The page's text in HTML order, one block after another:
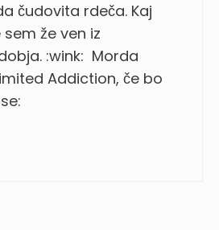
čudovita rdeča. Kaj
že ven iz
:wink: Morda
Addiction, če bo